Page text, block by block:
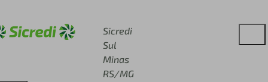
Sicredi
Sul
Minas
RS/MG